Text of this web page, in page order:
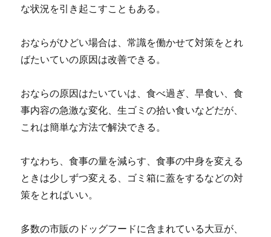
な状況を引き起こすこともある。
おならがひどい場合は、常識を働かせて対策をとれ
ばたいていの原因は改善できる。
おならの原因はたいていは、食べ過ぎ、早食い、食
事内容の急激な変化、生ゴミの拾い食いなどだが、
これは簡単な方法で解決できる。
すなわち、食事の量を減らす、食事の中身を変える
ときは少しずつ変える、ゴミ箱に蓋をするなどの対
策をとればいい。
多数の市販のドッグフードに含まれている大豆が、